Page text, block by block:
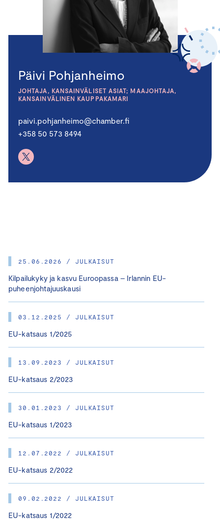
25.06.2026 / JULKAISUT
Kilpailukyky ja kasvu Euroopassa – Irlannin EU-
puheenjohtajuuskausi
03.12.2025 / JULKAISUT
EU-katsaus 1/2025
13.09.2023 / JULKAISUT
EU-katsaus 2/2023
30.01.2023 / JULKAISUT
EU-katsaus 1/2023
12.07.2022 / JULKAISUT
EU-katsaus 2/2022
09.02.2022 / JULKAISUT
EU-katsaus 1/2022
Päivi Pohjanheimo
JOHTAJA, KANSAINVÄLISET ASIAT; MAAJOHTAJA,
KANSAINVÄLINEN KAUPPAKAMARI
paivi.pohjanheimo@chamber.fi
+358 50 573 8494